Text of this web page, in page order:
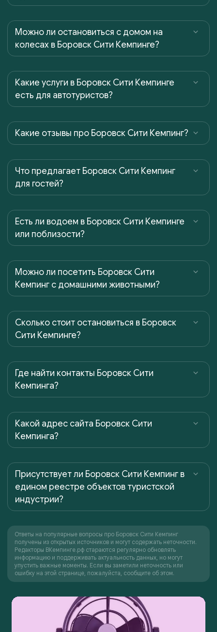
Можно ли остановиться с домом на
колесах в Боровск Сити Кемпинге?
Какие услуги в Боровск Сити Кемпинге
есть для автотуристов?
Какие отзывы про Боровск Сити Кемпинг?
Что предлагает Боровск Сити Кемпинг
для гостей?
Есть ли водоем в Боровск Сити Кемпинге
или поблизости?
Можно ли посетить Боровск Сити
Кемпинг с домашними животными?
Сколько стоит остановиться в Боровск
Сити Кемпинге?
Где найти контакты Боровск Сити
Кемпинга?
Какой адрес сайта Боровск Сити
Кемпинга?
Присутствует ли Боровск Сити Кемпинг в
едином реестре объектов туристской
индустрии?
Ответы на популярные вопросы про Боровск Сити Кемпинг
получены из открытых источников и могут содержать неточности.
Редакторы ВКемпинге.рф стараются регулярно обновлять
информацию и поддерживать актуальность данных, но могут
упустить важные моменты. Если вы заметили неточность или
ошибку на этой странице, пожалуйста, сообщите об этом.